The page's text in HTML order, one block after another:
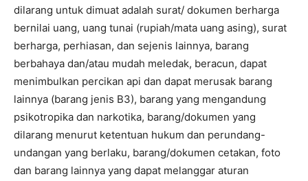
dilarang untuk dimuat adalah surat/ dokumen berharga
bernilai uang, uang tunai (rupiah/mata uang asing), surat
berharga, perhiasan, dan sejenis lainnya, barang
berbahaya dan/atau mudah meledak, beracun, dapat
menimbulkan percikan api dan dapat merusak barang
lainnya (barang jenis B3), barang yang mengandung
psikotropika dan narkotika, barang/dokumen yang
dilarang menurut ketentuan hukum dan perundang-
undangan yang berlaku, barang/dokumen cetakan, foto
dan barang lainnya yang dapat melanggar aturan